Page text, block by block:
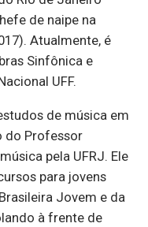
de naipe na
Atualmente, é
Sinfônica e
UFF.
de música em
do Professor
pela UFRJ. Ele
para jovens
Jovem e da
à frente de